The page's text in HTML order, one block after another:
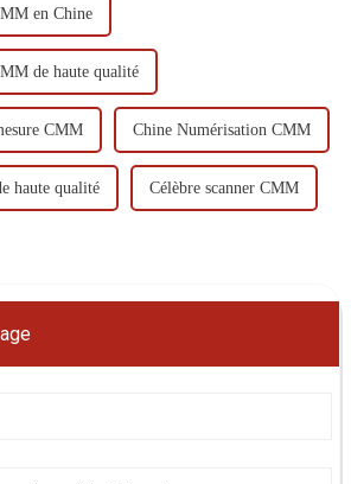
en Chine
de haute qualité
CMM Chine Numérisation CMM
haute qualité Célèbre scanner CMM